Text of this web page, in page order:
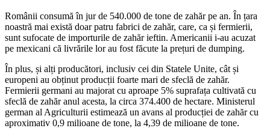
Românii consumă în jur de 540.000 de tone de zahăr pe an. În țara
noastră mai există doar patru fabrici de zahăr, care, ca și fermierii,
sunt sufocate de importurile de zahăr ieftin. Americanii i-au acuzat
pe mexicani că livrările lor au fost făcute la prețuri de dumping.
În plus, și alți producători, inclusiv cei din Statele Unite, cât și
europeni au obținut producții foarte mari de sfeclă de zahăr.
Fermierii germani au majorat cu aproape 5% suprafața cultivată cu
sfeclă de zahăr anul acesta, la circa 374.400 de hectare. Ministerul
german al Agriculturii estimează un avans al producției de zahăr cu
aproximativ 0,9 milioane de tone, la 4,39 de milioane de tone.